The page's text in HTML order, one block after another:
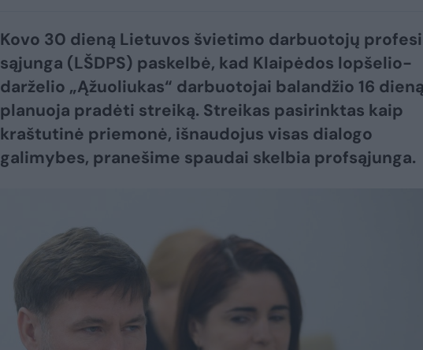
Kovo 30 dieną Lietuvos švietimo darbuotojų
sąjunga (LŠDPS) paskelbė, kad Klaipėdos lopšelio-
darželio „Ąžuoliukas“ darbuotojai balandžio 16 dieną
planuoja pradėti streiką. Streikas pasirinktas kaip
kraštutinė priemonė, išnaudojus visas dialogo
galimybes, pranešime spaudai skelbia profsąjunga.